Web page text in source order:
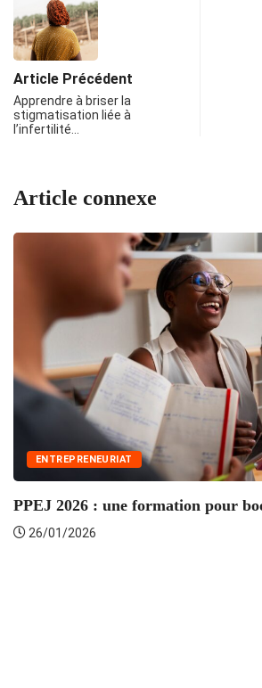
Article Précédent
Apprendre à briser la
stigmatisation liée à
l’infertilité…
Article connexe
ENTREPRENEURIAT
PPEJ 2026 : une formation pour
26/01/2026